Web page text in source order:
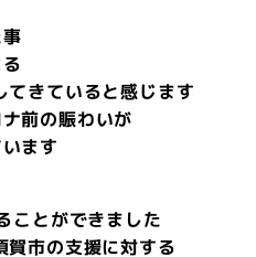
きていると感じます
前の賑わいが
ます
ことができました
市の支援に対する